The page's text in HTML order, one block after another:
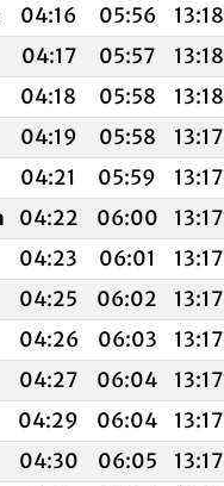
04:16 05:56 13:18
04:17 05:57 13:18
04:18 05:58 13:18
04:19 05:58 13:17
04:21 05:59 13:17
04:22 06:00 13:17
04:23 06:01 13:17
04:25 06:02 13:17
04:26 06:03 13:17
04:27 06:04 13:17
04:29 06:04 13:17
04:30 06:05 13:17